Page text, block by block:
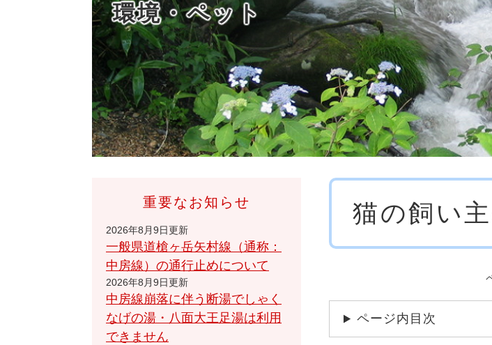
環境・ペット
猫の飼い
ページ内目次
重要なお知らせ
2026年8月9日更新
一般県道槍ヶ岳矢村線（通称：
中房線）の通行止めについて
2026年8月9日更新
中房線崩落に伴う断湯でしゃく
なげの湯・八面大王足湯は利用
できません